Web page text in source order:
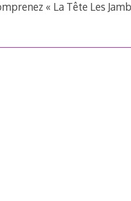
« La Tête Les